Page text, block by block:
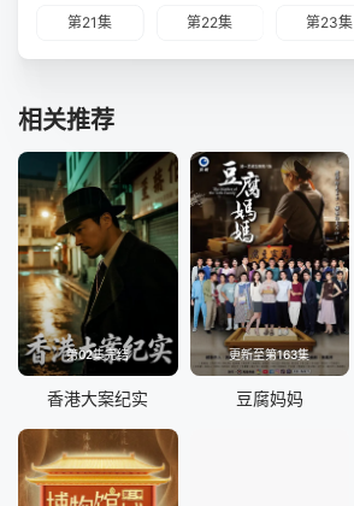
第21集 第22集 第23集
相关推荐
第02集完结
香港大案纪实
更新至第163集
豆腐妈妈